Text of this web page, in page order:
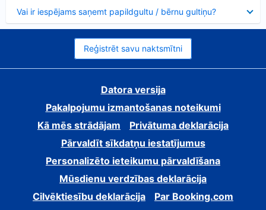
Vai ir iespējams saņemt papildgultu / bērnu gultiņu?
Reģistrēt savu naktsmītni
Datora versija
Pakalpojumu izmantošanas noteikumi
Kā mēs strādājam
Privātuma deklarācija
Pārvaldīt sīkdatņu iestatījumus
Personalizēto ieteikumu pārvaldīšana
Mūsdienu verdzības deklarācija
Cilvēktiesību deklarācija
Par Booking.com